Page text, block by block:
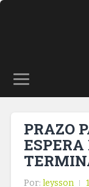
PRAZO
ESPERA
Por: leysson